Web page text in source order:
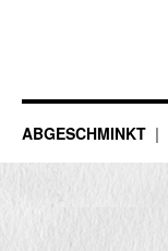
ABGESCHMINKT